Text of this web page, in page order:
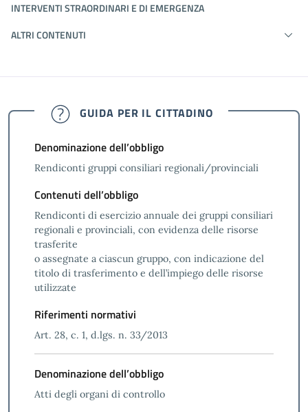
INTERVENTI STRAORDINARI E DI EMERGENZA
ALTRI CONTENUTI
GUIDA PER IL CITTADINO
Denominazione dell’obbligo
Rendiconti gruppi consiliari regionali/provinciali
Contenuti dell’obbligo
Rendiconti di esercizio annuale dei gruppi consiliari
regionali e provinciali, con evidenza delle risorse
trasferite
o assegnate a ciascun gruppo, con indicazione del
titolo di trasferimento e dell’impiego delle risorse
utilizzate
Riferimenti normativi
Art. 28, c. 1, d.lgs. n. 33/2013
Denominazione dell’obbligo
Atti degli organi di controllo